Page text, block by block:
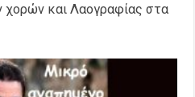
χορών και Λαογραφίας στα